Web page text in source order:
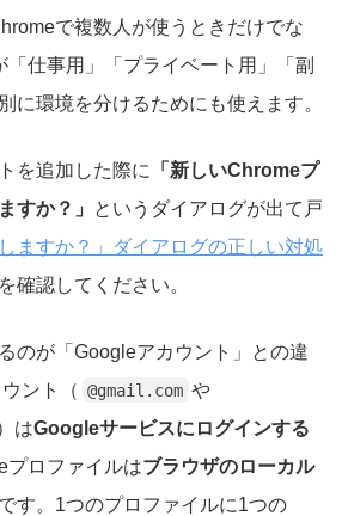
で複数人が使うときだけでな
「仕事用」「プライベート用」「副
に環境を分けるためにも使えます。
を追加した際に
「新しいChromeプ
すか？」
というダイアログが出て戸
しますか？」ダイアログの正しい対処
確認してください。
のが「Googleアカウント」との違
ント（ @gmail.com や
はGoogleサービスにログインする
プロファイルはブラウザのローカル
です。1つのプロファイルに1つの